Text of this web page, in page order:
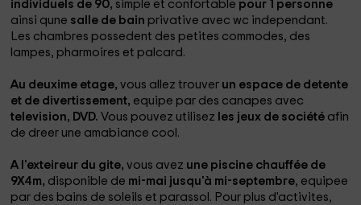
individuels de 90, simple et confortable pour 1 personne
ainsi qune salle de bain privative avec wc independant.
Les chambres possedent des petites commodes, des
lampes, pharmoires et palcard.
Au deuxime etage, vous allez trouver un espace de detente
et de divertissement, equipe par des canapes avec
television, DVD. Vous pouvez utilisez les jeux de société afin
de dreer une amabiance cool.
A l'exteireur du gite,vous avez une piscine chauffée de
9X4m, disponible de mi-mai jusqu'à mi-septembre, equipee
par des bains de soleils et parassol. Pour plus d'activites,